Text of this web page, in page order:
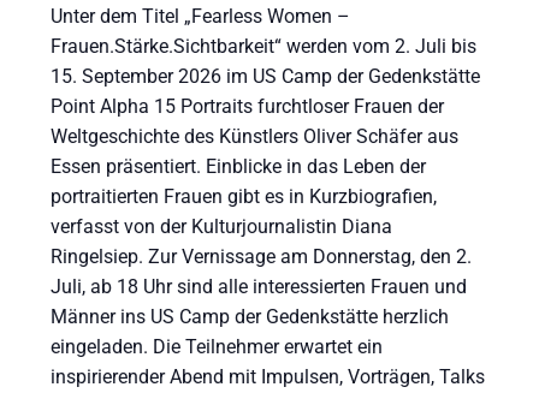
Unter dem Titel „Fearless Women –
Frauen.Stärke.Sichtbarkeit“ werden vom 2. Juli bis
15. September 2026 im US Camp der Gedenkstätte
Point Alpha 15 Portraits furchtloser Frauen der
Weltgeschichte des Künstlers Oliver Schäfer aus
Essen präsentiert. Einblicke in das Leben der
portraitierten Frauen gibt es in Kurzbiografien,
verfasst von der Kulturjournalistin Diana
Ringelsiep. Zur Vernissage am Donnerstag, den 2.
Juli, ab 18 Uhr sind alle interessierten Frauen und
Männer ins US Camp der Gedenkstätte herzlich
eingeladen. Die Teilnehmer erwartet ein
inspirierender Abend mit Impulsen, Vorträgen, Talks